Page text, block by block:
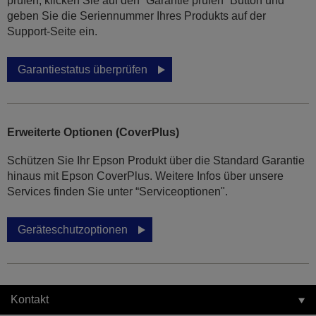
geben Sie die Seriennummer Ihres Produkts auf der
Support-Seite ein.
Garantiestatus überprüfen
Erweiterte Optionen (CoverPlus)
Schützen Sie Ihr Epson Produkt über die Standard Garantie
hinaus mit Epson CoverPlus. Weitere Infos über unsere
Services finden Sie unter “Serviceoptionen".
Geräteschutzoptionen
Kontakt